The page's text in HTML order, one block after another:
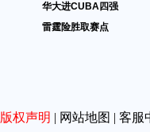
华大进CUBA四强
雷霆险胜取赛点
版权声明 | 网站地图 | 客服